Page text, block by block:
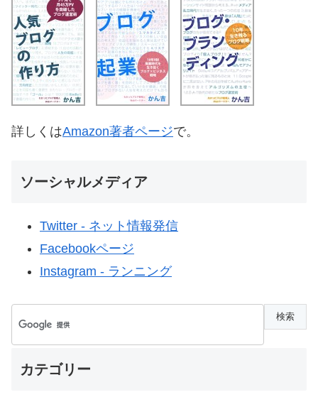
詳しくはAmazon著者ページで。
ソーシャルメディア
Twitter - ネット情報発信
Facebookページ
Instagram - ランニング
カテゴリー